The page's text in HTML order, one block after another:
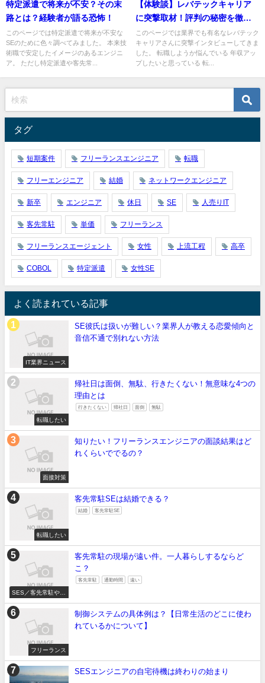
特定派遣で将来が不安？その末
路とは？経験者が語る恐怖！
このページでは特定派遣で将来が不安な
SEのために色々調べてみました。 本来技
術職で安定したイメージのあるエンジニ
ア。 ただし特定派遣や客先常...
【体験談】レバテックキャリア
に突撃取材！評判の秘密を徹底
調査！
このページでは業界でも有名なレバテック
キャリアさんに突撃インタビューしてきま
した。 転職しようか悩んでいる 年収アッ
プしたいと思っている 転...
タグ
短期案件 フリーランスエンジニア 転職
フリーエンジニア 結婚 ネットワークエンジニア
新卒 エンジニア 休日 SE 人売りIT
客先常駐 単価 フリーランス
フリーランスエージェント 女性 上流工程 高卒
COBOL 特定派遣 女性SE
よく読まれている記事
IT業界ニュース
SE彼氏は扱いが難しい？業界人が教える恋愛傾向と
音信不通で別れない方法
転職したい
帰社日は面倒、無駄、行きたくない！無意味な4つの
理由とは
行きたくない 帰社日 面倒 無駄
面接対策
知りたい！フリーランスエンジニアの面談結果はど
れくらいででるの？
転職したい
客先常駐SEは結婚できる？
結婚 客先常駐SE
SES／客先常駐やめ
客先常駐の現場が遠い件。一人暮らしするならど
こ？
客先常駐 通勤時間 遠い
フリーランス
制御システムの具体例は？【日常生活のどこに使わ
れているかについて】
SESエンジニアの自宅待機は終わりの始まり